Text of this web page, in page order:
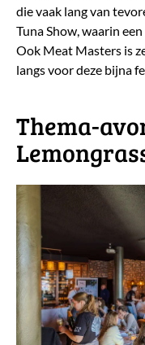
die vaak lang van
Tuna Show, waarin
Ook Meat Masters is
langs voor deze bijna
​Thema-